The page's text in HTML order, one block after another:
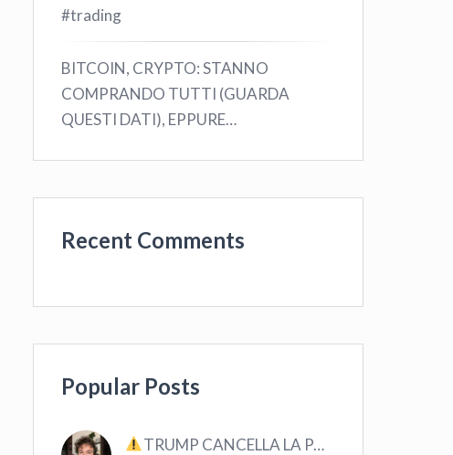
#trading
BITCOIN, CRYPTO: STANNO
COMPRANDO TUTTI (GUARDA
QUESTI DATI), EPPURE…
Recent Comments
Popular Posts
TRUMP CANCELLA LA PARTNERSHIP CON CRYPTO.COM E CRO #bitcoin #crypto #trading